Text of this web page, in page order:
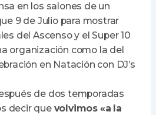
en los salones de un
9 de Julio para mostrar
del Ascenso y el Super 10
organización como la del
en Natación con DJ’s
de dos temporadas
decir que volvimos «a la